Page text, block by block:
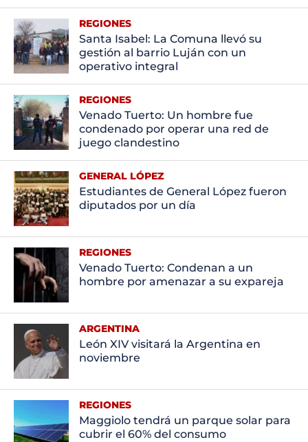
REGIONES
Santa Isabel: La Comuna llevó su
gestión al barrio Luján con un
operativo integral
REGIONES
Venado Tuerto: Un hombre fue
condenado por operar una red de
juego clandestino
GENERAL LÓPEZ
Estudiantes de General López fueron
diputados por un día
REGIONES
Venado Tuerto: Condenan a un
hombre por amenazar a su expareja
ARGENTINA
León XIV visitará la Argentina en
noviembre
REGIONES
Maggiolo tendrá un parque solar para
cubrir el 60% del consumo